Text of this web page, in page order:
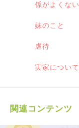
係がよくない
妹のこと
虐待
実家について
関連コンテンツ